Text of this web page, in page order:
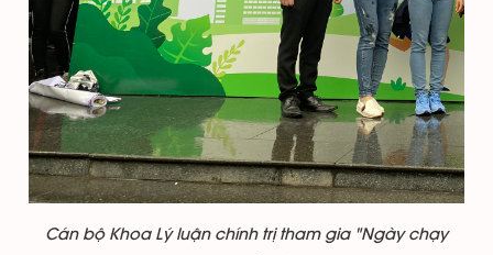
Cán bộ Khoa Lý luận chính trị tham gia "Ngày chạy